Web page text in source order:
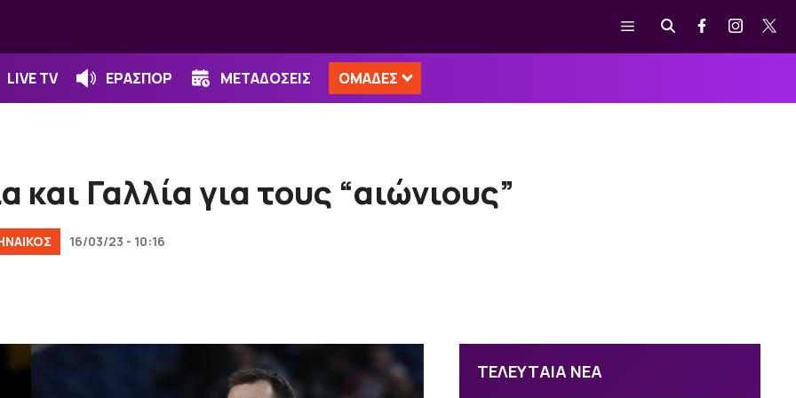
Μενού
LIVE TV ΕΡΑΣΠΟΡ ΜΕΤΑΔΟΣΕΙΣ ΟΜΑΔΕΣ
Γαλλία για τους “αιώνιους”
16/03/23 - 10:16
ΤΕΛΕΥΤΑΙΑ ΝΕΑ